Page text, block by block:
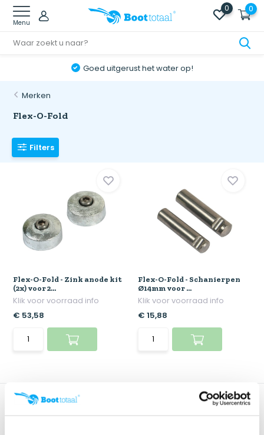
Menu
0 0
Goed uitgerust het water op!
Merken
Flex-O-Fold
Filters
Flex-O-Fold - Zink anode kit
(2x) voor 2...
Klik voor voorraad info
€ 53,58
Flex-O-Fold - Schanierpen
Ø14mm voor ...
Klik voor voorraad info
€ 15,88